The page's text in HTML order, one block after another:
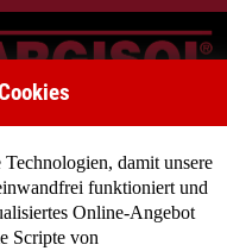
damit unsere
funktioniert und
Online-Angebot
Scripte von